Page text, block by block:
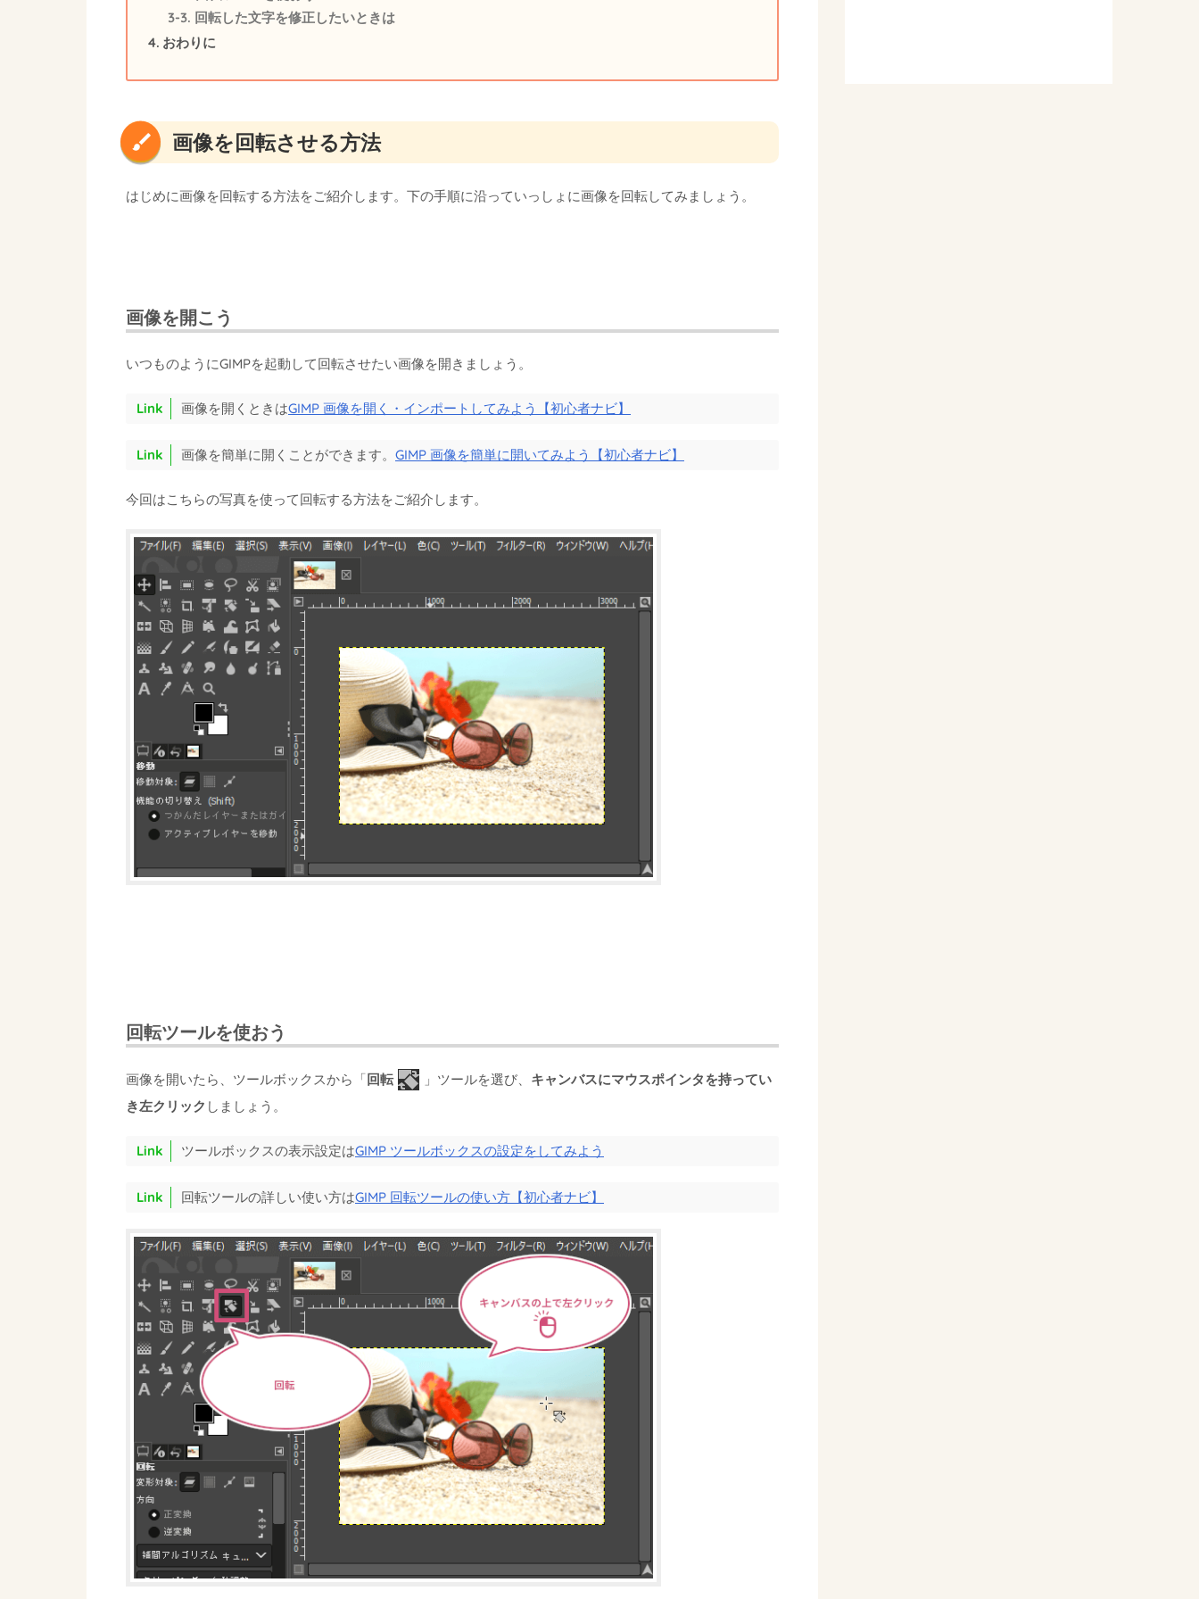
回転した文字を修正したいときは
おわりに
画像を回転させる方法
はじめに画像を回転する方法をご紹介します。下の手順に沿っていっしょに画像を回転してみましょう。
画像を開こう
いつものようにGIMPを起動して回転させたい画像を開きましょう。
画像を開くときはGIMP 画像を開く・インポートしてみよう【初心者ナビ】
画像を簡単に開くことができます。 GIMP 画像を簡単に開いてみよう【初心者ナビ】
今回はこちらの写真を使って回転する方法をご紹介します。
回転ツールを使おう
画像を開いたら、ツールボックスから「 回転 」ツールを選び、 キャンバスにマウスポインタを持ってい
き左クリック しましょう。
ツールボックスの表示設定はGIMP ツールボックスの設定をしてみよう
回転ツールの詳しい使い方はGIMP 回転ツールの使い方【初心者ナビ】